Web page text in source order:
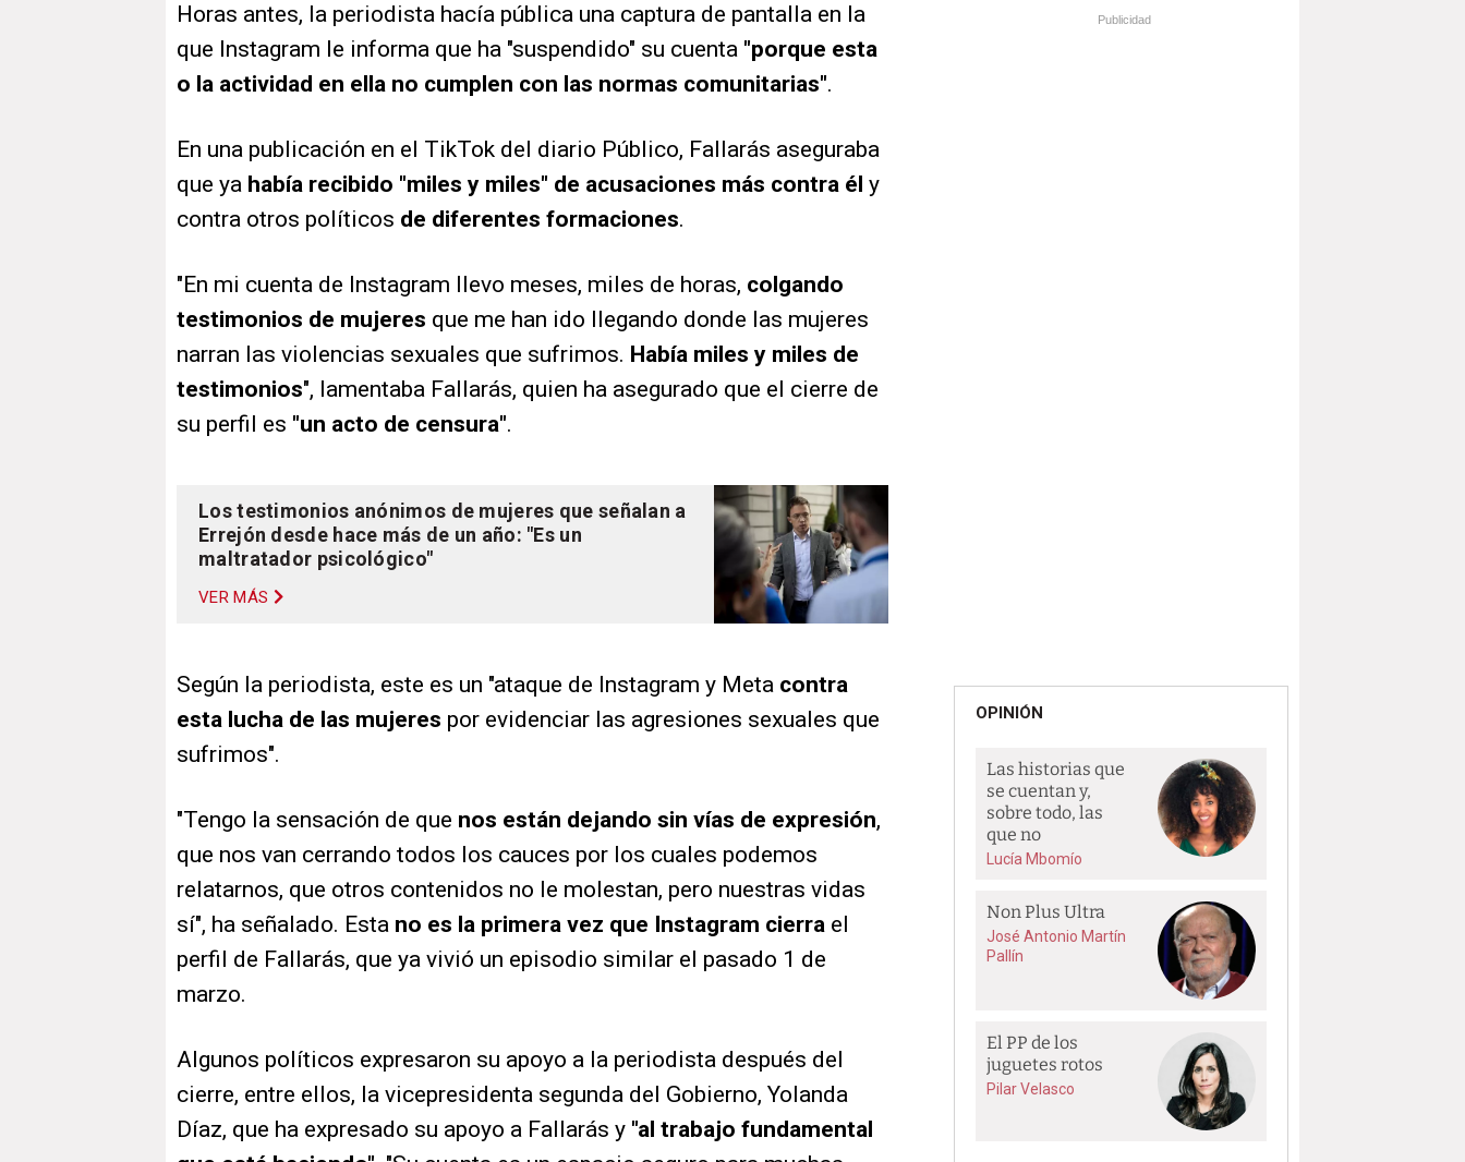
Horas antes, la periodista hacía pública una captura de pantalla en la
que Instagram le informa que ha "suspendido" su cuenta "porque esta
o la actividad en ella no cumplen con las normas comunitarias".
En una publicación en el TikTok del diario Público, Fallarás aseguraba
que ya había recibido "miles y miles" de acusaciones más contra él y
contra otros políticos de diferentes formaciones.
"En mi cuenta de Instagram llevo meses, miles de horas, colgando
testimonios de mujeres que me han ido llegando donde las mujeres
narran las violencias sexuales que sufrimos. Había miles y miles de
testimonios", lamentaba Fallarás, quien ha asegurado que el cierre de
su perfil es "un acto de censura".
Los testimonios anónimos de mujeres que señalan a
Errejón desde hace más de un año: "Es un
maltratador psicológico"
VER MÁS
Según la periodista, este es un "ataque de Instagram y Meta contra
esta lucha de las mujeres por evidenciar las agresiones sexuales que
sufrimos".
"Tengo la sensación de que nos están dejando sin vías de expresión,
que nos van cerrando todos los cauces por los cuales podemos
relatarnos, que otros contenidos no le molestan, pero nuestras vidas
sí", ha señalado. Esta no es la primera vez que Instagram cierra el
perfil de Fallarás, que ya vivió un episodio similar el pasado 1 de
marzo.
Algunos políticos expresaron su apoyo a la periodista después del
cierre, entre ellos, la vicepresidenta segunda del Gobierno, Yolanda
Díaz, que ha expresado su apoyo a Fallarás y "al trabajo fundamental
Publicidad
OPINIÓN
Las historias que
se cuentan y,
sobre todo, las
que no
Lucía Mbomío
Non Plus Ultra
José Antonio Martín
Pallín
El PP de los
juguetes rotos
Pilar Velasco